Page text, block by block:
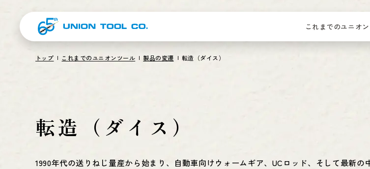
これまでのユニオ
トップ これまでのユニオンツール 製品の変遷 転造（ダイス）
転造（ダイス）
1990年代の送りねじ量産から始まり、自動車向けウォームギア、UCロッド、そして最新の